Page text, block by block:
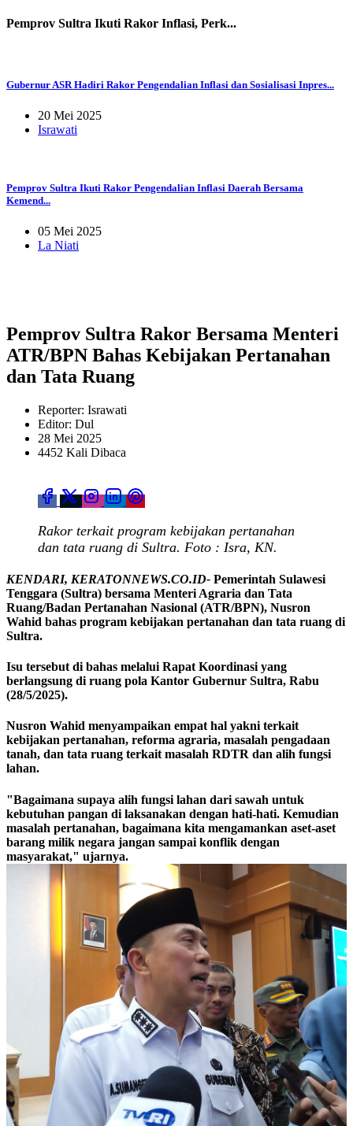
Pemprov Sultra Ikuti Rakor Inflasi, Perk...
Gubernur ASR Hadiri Rakor Pengendalian Inflasi dan Sosialisasi Inpres...
20 Mei 2025
Israwati
Pemprov Sultra Ikuti Rakor Pengendalian Inflasi Daerah Bersama
Kemend...
05 Mei 2025
La Niati
Pemprov Sultra Rakor Bersama Menteri
ATR/BPN Bahas Kebijakan Pertanahan
dan Tata Ruang
Reporter: Israwati
Editor: Dul
28 Mei 2025
4452 Kali Dibaca
Rakor terkait program kebijakan pertanahan
dan tata ruang di Sultra. Foto : Isra, KN.
KENDARI, KERATONNEWS.CO.ID- Pemerintah Sulawesi
Tenggara (Sultra) bersama Menteri Agraria dan Tata
Ruang/Badan Pertanahan Nasional (ATR/BPN), Nusron
Wahid bahas program kebijakan pertanahan dan tata ruang di
Sultra.
Isu tersebut di bahas melalui Rapat Koordinasi yang
berlangsung di ruang pola Kantor Gubernur Sultra, Rabu
(28/5/2025).
Nusron Wahid menyampaikan empat hal yakni terkait
kebijakan pertanahan, reforma agraria, masalah pengadaan
tanah, dan tata ruang terkait masalah RDTR dan alih fungsi
lahan.
"Bagaimana supaya alih fungsi lahan dari sawah untuk
kebutuhan pangan di laksanakan dengan hati-hati. Kemudian
masalah pertanahan, bagaimana kita mengamankan aset-aset
barang milik negara jangan sampai konflik dengan
masyarakat," ujarnya.